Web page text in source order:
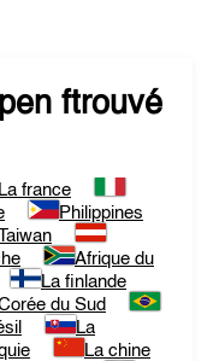
ftrouvé
france
Philippines
Afrique du
La finlande
du Sud
La
La chine